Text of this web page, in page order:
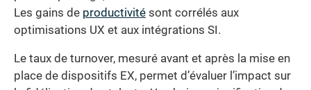
Les gains de productivité sont corrélés aux
optimisations UX et aux intégrations SI.
Le taux de turnover, mesuré avant et après la mise en
place de dispositifs EX, permet d’évaluer l’impact sur